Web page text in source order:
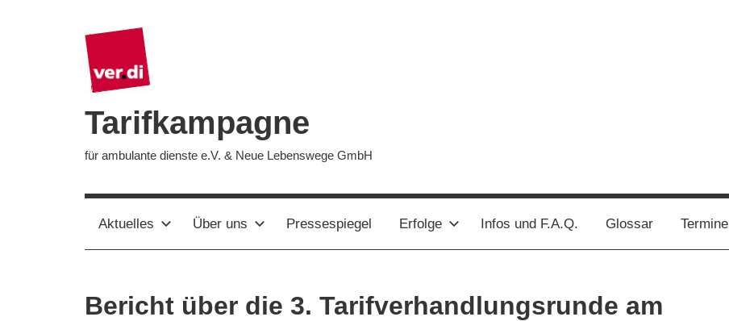
Tarifkampagne
für ambulante dienste e.V. & Neue Lebenswege GmbH
Aktuelles Über uns Pressespiegel Erfolge Infos und F.A.Q. Glossar Termine
Bericht über die 3. Tarifverhandlungsrunde am